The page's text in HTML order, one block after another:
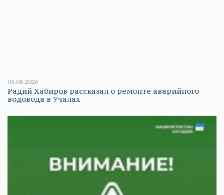
05.08.2026
Радий Хабиров рассказал о ремонте аварийного
водовода в Учалах